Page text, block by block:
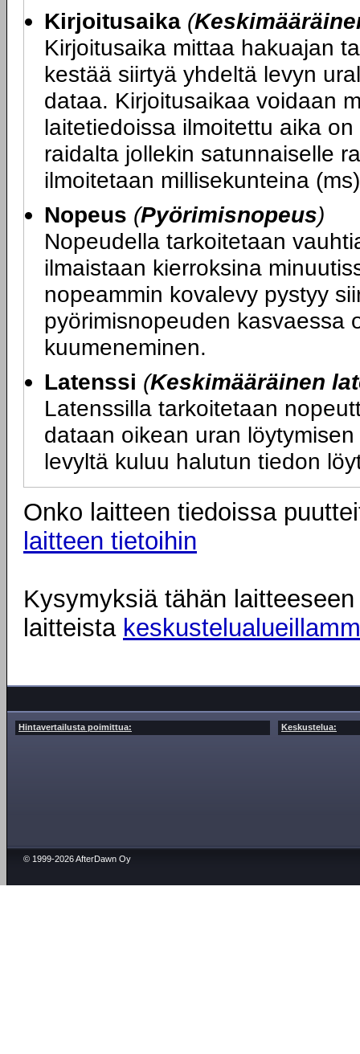
Kirjoitusaika (
Kirjoitusaika mittaa hakuajan
kestää siirtyä yhdeltä levyn
dataa. Kirjoitusaikaa voidaan
laitetiedoissa ilmoitettu aika
raidalta jollekin satunnaiselle
ilmoitetaan millisekunteina
Nopeus (Pyörimisnopeus)
Nopeudella tarkoitetaan
ilmaistaan kierroksina
nopeammin kovalevy pystyy
pyörimisnopeuden kasvaessa
kuumeneminen.
Latenssi (Keskimääräinen
Latenssilla tarkoitetaan
dataan oikean uran
levyltä kuluu halutun tiedon
Onko laitteen tiedoissa
laitteen tietoihin
Kysymyksiä tähän
laitteista
Hintavertailusta poimittua: Keskustelua:
© 1999-2026 AfterDawn Oy